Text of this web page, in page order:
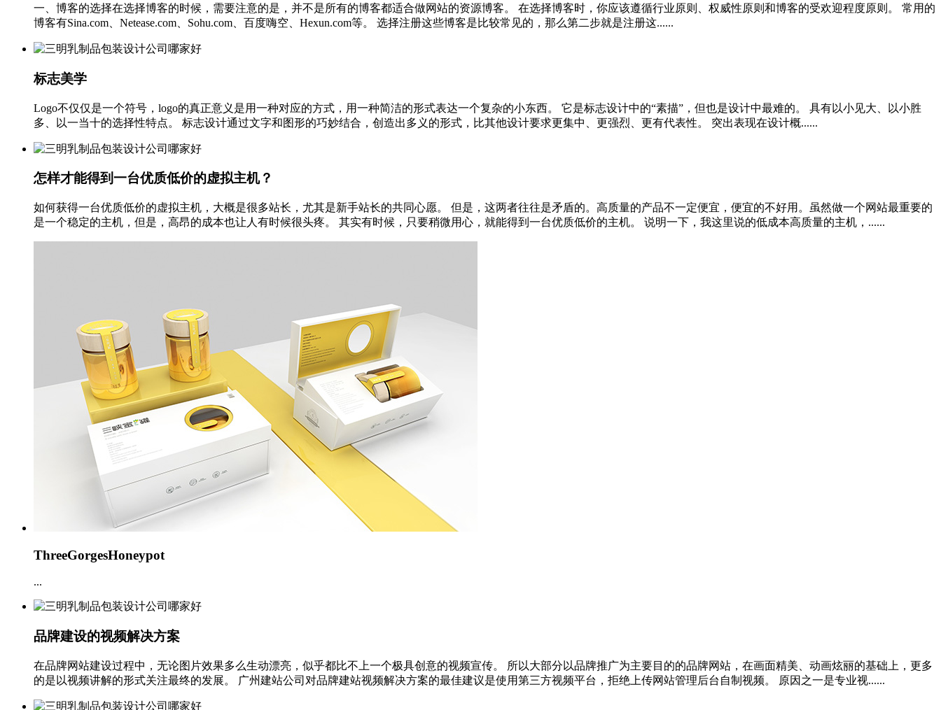
一、博客的选择在选择博客的时候，需要注意的是，并不是所有的博客都适合做网站的资源博客。 在选择博客时，你应该遵循行业原则、权威性原则和博客的受欢迎程度原则。 常用的
博客有Sina.com、Netease.com、Sohu.com、百度嗨空、Hexun.com等。 选择注册这些博客是比较常见的，那么第二步就是注册这......
标志美学
Logo不仅仅是一个符号，logo的真正意义是用一种对应的方式，用一种简洁的形式表达一个复杂的小东西。 它是标志设计中的“素描”，但也是设计中最难的。 具有以小见大、以小胜
多、以一当十的选择性特点。 标志设计通过文字和图形的巧妙结合，创造出多义的形式，比其他设计要求更集中、更强烈、更有代表性。 突出表现在设计概......
怎样才能得到一台优质低价的虚拟主机？
如何获得一台优质低价的虚拟主机，大概是很多站长，尤其是新手站长的共同心愿。 但是，这两者往往是矛盾的。高质量的产品不一定便宜，便宜的不好用。虽然做一个网站最重要的
是一个稳定的主机，但是，高昂的成本也让人有时候很头疼。 其实有时候，只要稍微用心，就能得到一台优质低价的主机。 说明一下，我这里说的低成本高质量的主机，......
ThreeGorgesHoneypot
...
品牌建设的视频解决方案
在品牌网站建设过程中，无论图片效果多么生动漂亮，似乎都比不上一个极具创意的视频宣传。 所以大部分以品牌推广为主要目的的品牌网站，在画面精美、动画炫丽的基础上，更多
的是以视频讲解的形式关注最终的发展。 广州建站公司对品牌建站视频解决方案的最佳建议是使用第三方视频平台，拒绝上传网站管理后台自制视频。 原因之一是专业视......